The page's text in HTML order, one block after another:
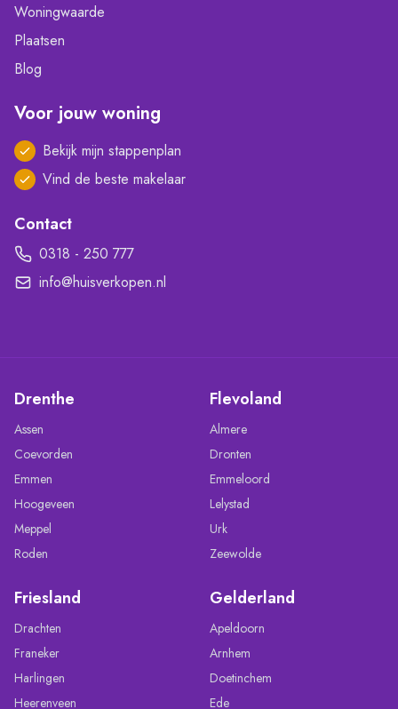
Woningwaarde
Plaatsen
Blog
Voor jouw woning
Bekijk mijn stappenplan
Vind de beste makelaar
Contact
0318 - 250 777
info@huisverkopen.nl
Drenthe
Assen
Coevorden
Emmen
Hoogeveen
Meppel
Roden
Flevoland
Almere
Dronten
Emmeloord
Lelystad
Urk
Zeewolde
Friesland
Drachten
Franeker
Harlingen
Heerenveen
Gelderland
Apeldoorn
Arnhem
Doetinchem
Ede